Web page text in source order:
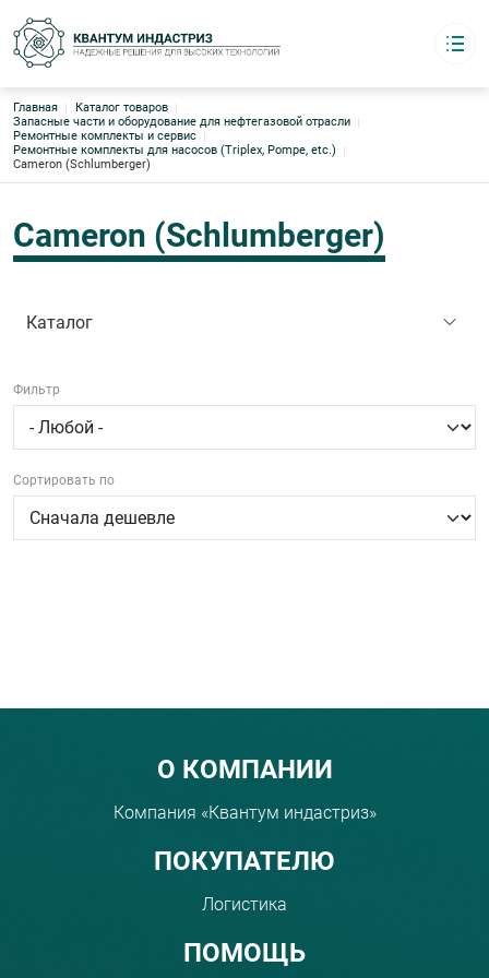
Надёжные решения для высоких технологий
Каталог
Бренды
Склады Европа · Азия · США
Строка навигации
Главная
Каталог товаров
Запасные части и оборудование для нефтегазовой отрасли
Ремонтные комплекты и сервис
Ремонтные комплекты для насосов (Triplex, Pompe, etc.)
Cameron (Schlumberger)
Cameron (Schlumberger)
Каталог
Фильтр
Сортировать по
Menu footerО КОМПАНИИ
Компания «Квантум индастриз»
ПОКУПАТЕЛЮ
Логистика
ПОМОЩЬ